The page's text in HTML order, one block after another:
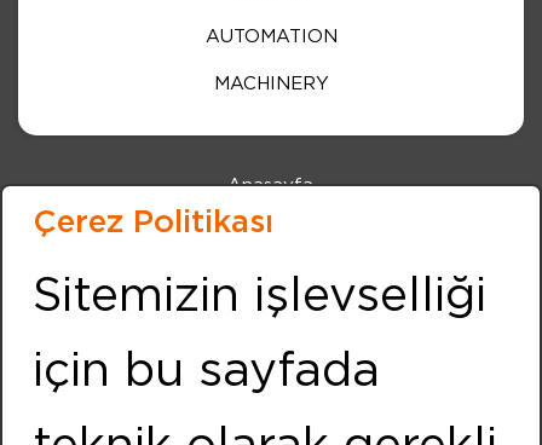
Çerez Politikası
Sitemizin işlevselliği
için bu sayfada
AUTOMATION
MACHINERY
Anasayfa
Kurumsal
Haberler
İnsan Kaynakları